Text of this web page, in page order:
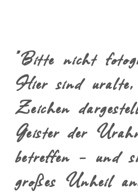
"Bitte nicht
Hier sind uralte,
Zeichen
Geister der
betreffen – und
großes Unheil